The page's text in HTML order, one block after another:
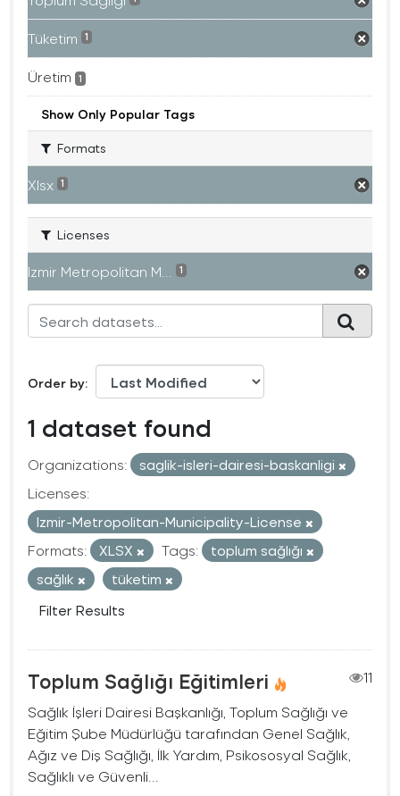
Tüketim 1
Üretim 1
Show Only Popular Tags
Formats
Xlsx 1
Licenses
Izmir Metropolitan M... 1
Order by
1 dataset found
Organizations:
saglik-isleri-dairesi-baskanligi
Licenses:
Izmir-Metropolitan-Municipality-License
Formats:
XLSX Tags:
toplum sağlığı
sağlık
tüketim
Filter Results
Toplum Sağlığı Eğitimleri
11
Sağlık İşleri Dairesi Başkanlığı, Toplum Sağlığı ve
Eğitim Şube Müdürlüğü tarafından Genel Sağlık,
Ağız ve Diş Sağlığı, İlk Yardım, Psikososyal Sağlık,
Sağlıklı ve Güvenli...